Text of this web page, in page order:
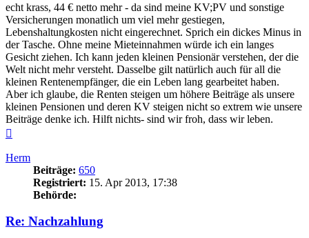
echt krass, 44 € netto mehr - da sind meine KV;PV und sonstige
Versicherungen monatlich um viel mehr gestiegen,
Lebenshaltungkosten nicht eingerechnet. Sprich ein dickes Minus in
der Tasche. Ohne meine Mieteinnahmen würde ich ein langes
Gesicht ziehen. Ich kann jeden kleinen Pensionär verstehen, der die
Welt nicht mehr versteht. Dasselbe gilt natürlich auch für all die
kleinen Rentenempfänger, die ein Leben lang gearbeitet haben.
Aber ich glaube, die Renten steigen um höhere Beiträge als unsere
kleinen Pensionen und deren KV steigen nicht so extrem wie unsere
Beiträge denke ich. Hilft nichts- sind wir froh, dass wir leben.
Herm
Beiträge: 650
Registriert: 15. Apr 2013, 17:38
Behörde:
Re: Nachzahlung